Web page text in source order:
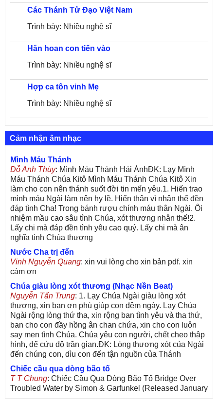
Các Thánh Tử Đạo Việt Nam
Trình bày: Nhiều nghệ sĩ
Hân hoan con tiến vào
Trình bày: Nhiều nghệ sĩ
Hợp ca tôn vinh Mẹ
Trình bày: Nhiều nghệ sĩ
Cảm nhận âm nhạc
Mình Máu Thánh
Dỗ Anh Thùy: Mình Máu Thánh Hải ÁnhĐK: Lạy Mình
Máu Thánh Chúa Kitô Mình Máu Thánh Chúa Kitô Xin
làm cho con nên thánh suốt đời tin mến yêu.1. Hiến trao
mình máu Ngài làm nên hy lề. Hiến thân vì nhân thế đền
đáp tình Cha! Trong bánh rượu chính máu thân Ngài. Ôi
nhiệm mầu cao sâu tình Chúa, xót thương nhân thế!2.
Lấy chi mà đáp đền tình yêu cao quý. Lấy chi mà ân
nghĩa tình Chúa thương
Nước Cha trị đến
Vinh Nguyễn Quang: xin vui lòng cho xin bản pdf. xin
cảm ơn
Chúa giàu lòng xót thương (Nhạc Nền Beat)
Nguyễn Tấn Trung: 1. Lạy Chúa Ngài giàu lòng xót
thương, xin ban ơn phù giúp con đêm ngày. Lạy Chúa
Ngài rộng lòng thứ tha, xin rộng ban tình yêu và tha thứ,
ban cho con đầy hồng ân chan chứa, xin cho con luôn
say men tình Chúa. Chúa yêu con người, chết cheo thập
hình, để cứu độ trần gian.ĐK: Lòng thương xót của Ngài
đến chúng con, dìu con đến tận nguồn của Thánh
Chiếc cầu qua dòng bão tố
T T Chung: Chiếc Cầu Qua Dòng Bão Tố Bridge Over
Troubled Water by Simon & Garfunkel (Released January
26, 1970) Lời Việt: Nhạc Sĩ Vũ Đức Nghiêm Trình Bày: